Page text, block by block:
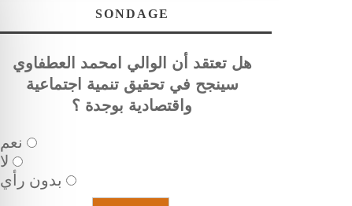
SONDAGE
هل تعتقد أن الوالي امحمد العطفاوي
سينجح في تحقيق تنمية اجتماعية
واقتصادية بوجدة ؟
نعم
لا
بدون رأي